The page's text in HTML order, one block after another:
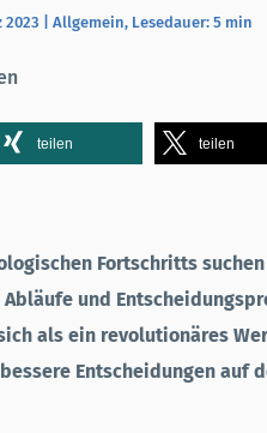
2023 Allgemein, Lesedauer: 5 min
teilen teilen
Fortschritts
und
als ein revolutionäres
Entscheidungen auf